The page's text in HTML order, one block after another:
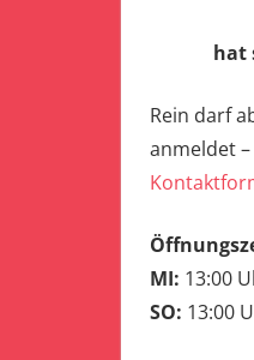
hat
Rein darf
anmeldet
MI: 13:00
SO: 13:00